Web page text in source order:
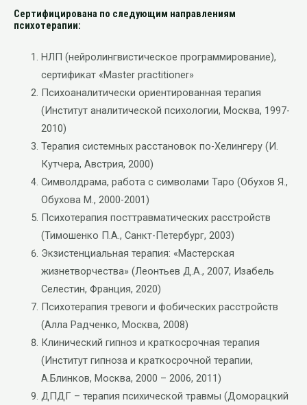
Сертифицирована по следующим направлениям
психотерапии:
НЛП (нейролингвистическое программирование),
сертификат «Master practitioner»
Психоаналитически ориентированная терапия
(Институт аналитической психологии, Москва, 1997-
2010)
Терапия системных расстановок по-Хелингеру (И.
Кутчера, Австрия, 2000)
Символдрама, работа с символами Таро (Обухов Я.,
Обухова М., 2000-2001)
Психотерапия посттравматических расстройств
(Тимошенко П.А., Санкт-Петербург, 2003)
Экзистенциальная терапия: «Мастерская
жизнетворчества» (Леонтьев Д.А., 2007, Изабель
Селестин, Франция, 2020)
Психотерапия тревоги и фобических расстройств
(Алла Радченко, Москва, 2008)
Клинический гипноз и краткосрочная терапия
(Институт гипноза и краткосрочной терапии,
А.Блинков, Москва, 2000 – 2006, 2011)
ДПДГ – терапия психической травмы (Доморацкий